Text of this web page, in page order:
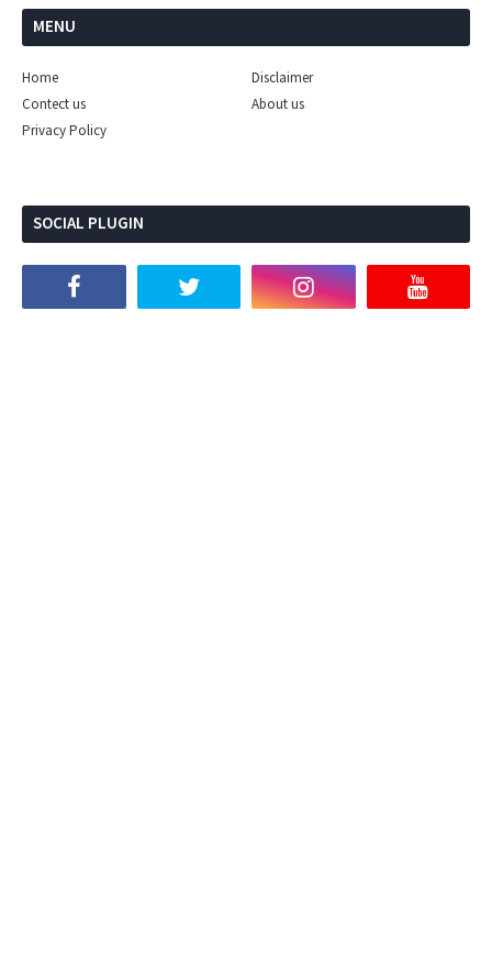
MENU
Home
Disclaimer
Contect us
About us
Privacy Policy
SOCIAL PLUGIN